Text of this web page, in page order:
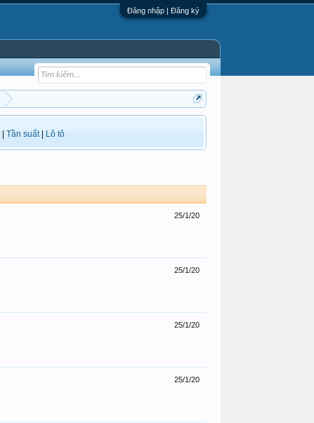
Đăng nhập | Đăng ký
Tần suất| Lô tô
25/1/20
25/1/20
25/1/20
25/1/20